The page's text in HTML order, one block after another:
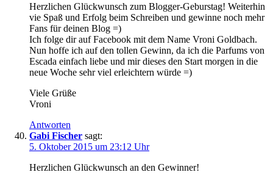
Herzlichen Glückwunsch zum Blogger-Geburstag! Weiterhin
vie Spaß und Erfolg beim Schreiben und gewinne noch mehr
Fans für deinen Blog =)
Ich folge dir auf Facebook mit dem Name Vroni Goldbach.
Nun hoffe ich auf den tollen Gewinn, da ich die Parfums von
Escada einfach liebe und mir dieses den Start morgen in die
neue Woche sehr viel erleichtern würde =)
Viele Grüße
Vroni
Antworten
Gabi Fischer sagt:
5. Oktober 2015 um 23:12 Uhr
Herzlichen Glückwunsch an den Gewinner!